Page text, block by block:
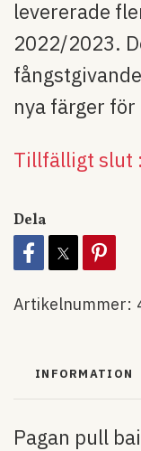
levererade
2022/2023.
nya färger för
Tillfälligt slut
Dela
Artikelnummer:
INFORMATION
Pagan pull